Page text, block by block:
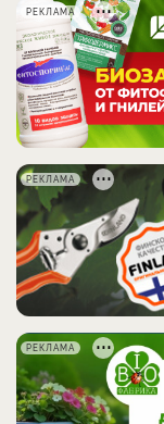
РЕКЛАМА
РЕКЛАМА
РЕКЛАМА